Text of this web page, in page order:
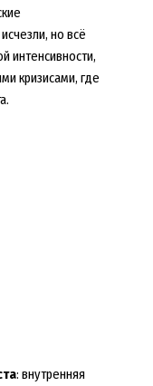
но всё
интенсивности,
кризисами, где
: внутренняя